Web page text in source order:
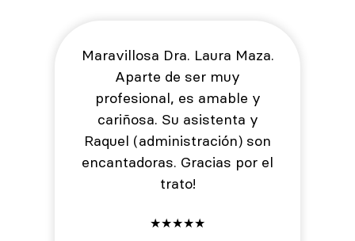
Maravillosa Dra. Laura Maza.
Aparte de ser muy
profesional, es amable y
cariñosa. Su asistenta y
Raquel (administración) son
encantadoras. Gracias por el
trato!
★★★★★